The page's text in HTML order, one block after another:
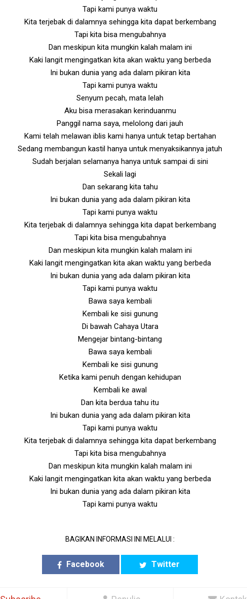
Tapi kami punya waktu
Kita terjebak di dalamnya sehingga kita dapat berkembang
Tapi kita bisa mengubahnya
Dan meskipun kita mungkin kalah malam ini
Kaki langit mengingatkan kita akan waktu yang berbeda
Ini bukan dunia yang ada dalam pikiran kita
Tapi kami punya waktu
Senyum pecah, mata lelah
Aku bisa merasakan kerinduanmu
Panggil nama saya, melolong dari jauh
Kami telah melawan iblis kami hanya untuk tetap bertahan
Sedang membangun kastil hanya untuk menyaksikannya jatuh
Sudah berjalan selamanya hanya untuk sampai di sini
Sekali lagi
Dan sekarang kita tahu
Ini bukan dunia yang ada dalam pikiran kita
Tapi kami punya waktu
Kita terjebak di dalamnya sehingga kita dapat berkembang
Tapi kita bisa mengubahnya
Dan meskipun kita mungkin kalah malam ini
Kaki langit mengingatkan kita akan waktu yang berbeda
Ini bukan dunia yang ada dalam pikiran kita
Tapi kami punya waktu
Bawa saya kembali
Kembali ke sisi gunung
Di bawah Cahaya Utara
Mengejar bintang-bintang
Bawa saya kembali
Kembali ke sisi gunung
Ketika kami penuh dengan kehidupan
Kembali ke awal
Dan kita berdua tahu itu
Ini bukan dunia yang ada dalam pikiran kita
Tapi kami punya waktu
Kita terjebak di dalamnya sehingga kita dapat berkembang
Tapi kita bisa mengubahnya
Dan meskipun kita mungkin kalah malam ini
Kaki langit mengingatkan kita akan waktu yang berbeda
Ini bukan dunia yang ada dalam pikiran kita
Tapi kami punya waktu
BAGIKAN INFORMASI INI MELALUI :
Facebook Twitter